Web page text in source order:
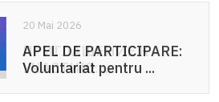
20 Mai 2026
APEL DE PARTICIPARE:
Voluntariat pentru ...